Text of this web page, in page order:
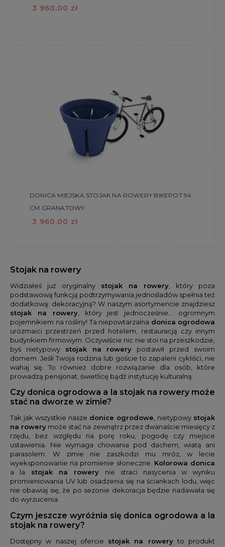
3 960,00 zł
DONICA MIEJSKA STOJAK NA ROWERY BIKEPOT 94
CM GRANATOWY
3 960,00 zł
Stojak na rowery
Widziałeś już oryginalny stojak na rowery , który poza
podstawową funkcją podtrzymywania jednośladów spełnia też
dodatkową: dekoracyjną? W naszym asortymencie znajdziesz
stojak na rowery, który jest jednocześnie... ogromnym
pojemnikiem na rośliny! Ta niepowtarzalna donica ogrodowa
urozmaici przestrzeń przed hotelem, restauracją czy innym
budynkiem firmowym. Oczywiście nic nie stoi na przeszkodzie,
byś nietypowy stojak na rowery postawił przed swoim
domem. Jeśli Twoja rodzina lub goście to zapaleni cykliści, nie
wahaj się. To również dobre rozwiązanie dla osób, które
prowadzą pensjonat, świetlicę bądź instytucję kulturalną.
Czy donica ogrodowa a la stojak na rowery może
stać na dworze w zimie?
Tak jak wszystkie nasze donice ogrodowe, nietypowy stojak
na rowery może stać na zewnątrz przez dwanaście miesięcy z
rzędu, bez względu na porę roku, pogodę czy miejsce
ustawienia. Nie wymaga chowania pod dachem, wiatą ani
parasolem. W zimie nie zaszkodzi mu mróz, w lecie
wyeksponowanie na promienie słoneczne. Kolorowa donica
a la stojak na rowery nie straci nasycenia w wyniku
promieniowania UV lub osadzenia się na ściankach lodu, więc
nie obawiaj się, że po sezonie dekoracja będzie nadawała się
do wyrzucenia.
Czym jeszcze wyróżnia się donica ogrodowa a la
stojak na rowery?
Dostępny w naszej ofercie stojak na roweryto produkt